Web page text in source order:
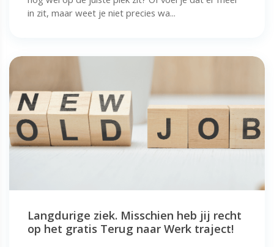
in zit, maar weet je niet precies wa...
Langdurige ziek. Misschien heb jij recht
op het gratis Terug naar Werk traject!